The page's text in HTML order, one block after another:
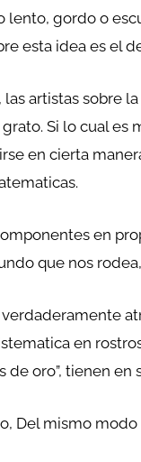
gordo o
esta idea es el
artistas sobre
Si lo cual
en cierta
en
que nos
en
oro”, tienen
Del mismo